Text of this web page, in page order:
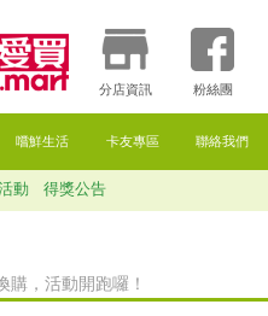
分店資訊 粉絲團
嚐鮮生活 卡友專區 聯絡我們
動 得獎公告
購，活動開跑囉！